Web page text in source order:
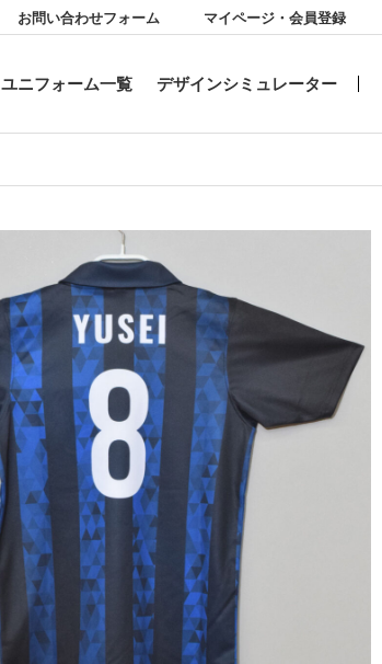
お問い合わせフォーム マイページ・会員登録
ユニフォーム一覧 デザインシミュレーター